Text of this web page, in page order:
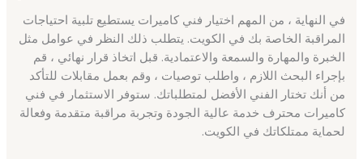
في النهاية ، من المهم اختيار فني كاميرات يستطيع تلبية احتياجات
المراقبة الخاصة بك في الكويت. يتطلب ذلك النظر في عوامل مثل
الخبرة والمهارة والسمعة والاعتمادية. قبل اتخاذ قرار نهائي ، قم
بإجراء البحث اللازم ، واطلب توصيات ، وقم بعمل مقابلات للتأكد
من أنك تختار الفني الأفضل لمتطلباتك. ستوفر الاستثمار في فني
كاميرات محترف خدمة عالية الجودة وتجربة مراقبة متقدمة وفعالة
لحماية ممتلكاتك في الكويت.